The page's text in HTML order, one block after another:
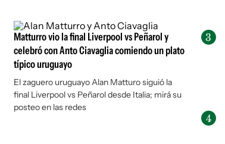
Matturro vio la final Liverpool vs Peñarol y
celebró con Anto Ciavaglia comiendo un plato
típico uruguayo
El zaguero uruguayo Alan Matturo siguió la
final Liverpool vs Peñarol desde Italia; mirá su
posteo en las redes